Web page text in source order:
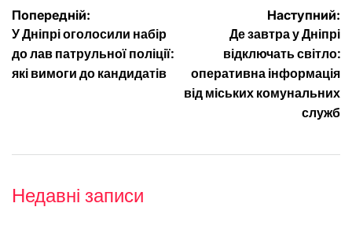
Навігація
записів
Попередній:
У Дніпрі оголосили набір
до лав патрульної поліції:
які вимоги до кандидатів
Наступний:
Де завтра у Дніпрі
відключать світло:
оперативна інформація
від міських комунальних
служб
Недавні записи